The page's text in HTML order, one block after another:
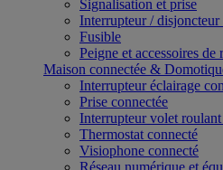
Signalisation et prise
Interrupteur /
Fusible
Peigne et accessoires de
Maison connectée &
Interrupteur éclairage
Prise connectée
Interrupteur volet
Thermostat connecté
Visiophone connecté
Réseau numérique et